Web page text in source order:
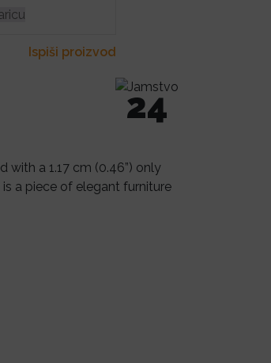
Ispiši proizvod
with a 1.17 cm (0.46”) only
a piece of elegant furniture
24